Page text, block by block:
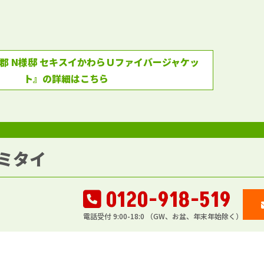
N様邸 セキスイかわらＵファイバージャケッ
ト』の詳細はこちら
タイ
0120-918-519
電話受付 9:00-18:0 （GW、お盆、年末年始除く）